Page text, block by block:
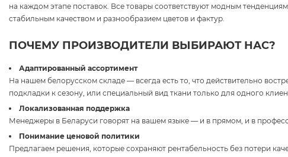
на каждом этапе поставок. Все товары соответствуют модным
стабильным качеством и разнообразием цветов и фактур.
ПОЧЕМУ ПРОИЗВОДИТЕЛИ ВЫБИРАЮТ НАС?
Адаптированный ассортимент
На нашем белорусском складе — всегда есть то, что действительно
подкладки к сезону, или специальный вид ткани только для одного
Локализованная поддержка
Менеджеры в Беларуси говорят на вашем языке — и в прямом, и в
Понимание ценовой политики
Предлагаем решения, которые сохраняют рентабельность без потери